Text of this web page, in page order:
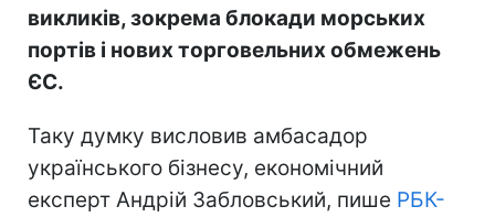
викликів, зокрема блокади морських
портів і нових торговельних обмежень
ЄС.
Таку думку висловив амбасадор
українського бізнесу, економічний
експерт Андрій Забловський, пише РБК-